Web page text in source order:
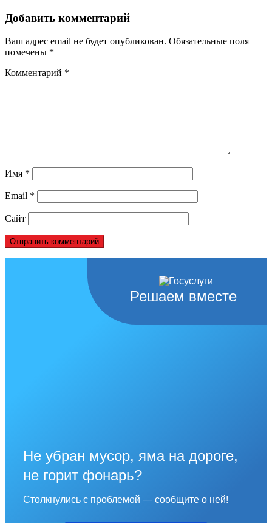
Добавить комментарий
Ваш адрес email не будет опубликован. Обязательные поля
помечены *
Комментарий *
Имя *
Email *
Сайт
Решаем вместе
Не убран мусор, яма на дороге,
не горит фонарь?
Столкнулись с проблемой — сообщите о ней!